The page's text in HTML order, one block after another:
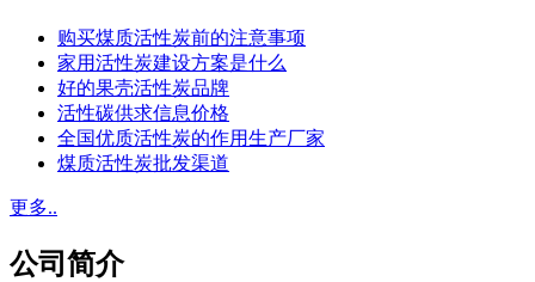
购买煤质活性炭前的注意事项
家用活性炭建设方案是什么
好的果壳活性炭品牌
活性碳供求信息价格
全国优质活性炭的作用生产厂家
煤质活性炭批发渠道
更多..
公司简介